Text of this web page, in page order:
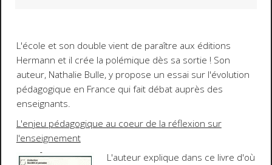
L'école et son double vient de paraître aux éditions
Hermann et il crée la polémique dès sa sortie ! Son
auteur, Nathalie Bulle, y propose un essai sur l'évolution
pédagogique en France qui fait débat auprès des
enseignants.
L'enjeu pédagogique au coeur de la réflexion sur
l'enseignement
L'auteur explique dans ce livre d'où